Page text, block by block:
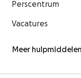
Perscentrum
Vacatures
Meer hulpmiddelen